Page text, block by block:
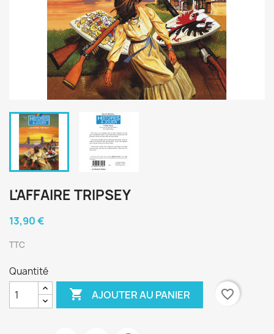
L'AFFAIRE TRIPSEY
13,90 €
TTC
Quantité
 AJOUTER AU PANIER favorite_border